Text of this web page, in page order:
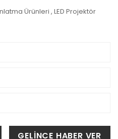
Ürünleri ,LED Projektör
GELİNCE HABER VER